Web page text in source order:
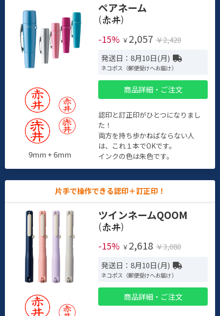
9mm + 6mm
ペアネーム
(
)
-15% ￥ 2,057 ￥2,420
発送日：8月10日(月)
ネコポス（郵便受けへお届け）
商品詳細・ご注文
認印と訂正印がひとつになりまし
た！
両方を持ち歩かねばならない人
は、これ１本でOKです。
インクの色は朱色です。
片手で操作できる認印＋訂正印！
ツインネームQOOM
(
)
-15% ￥ 2,618 ￥3,080
発送日：8月10日(月)
ネコポス（郵便受けへお届け）
商品詳細・ご注文